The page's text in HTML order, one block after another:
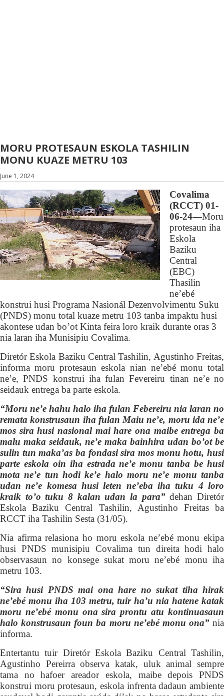
MORU PROTESAUN ESKOLA TASHILIN
MONU KUAZE METRU 103
June 1, 2024
Covalima
(RCCT) 01-
06-24—Moru
protesaun iha
Eskola
Baziku
Central
(EBC)
Thasilin
ne’ebé
konstrui husi Programa Nasionál Dezenvolvimentu Suku
(PNDS) monu total kuaze metru 103 tanba impaktu husi
akontese udan bo’ot Kinta feira loro kraik durante oras 3
nia laran iha Munisipiu Covalima.
Diretór Eskola Baziku Central Tashilin, Agustinho Freitas,
informamoruprotesaun eskola nian ne’ebé monu total
ne’e,PNDS konstrui iha fulan Fevereiru tinan ne’e no
seidauk entrega ba parte eskola.
“Moru ne’e hahu halo iha fulan Febereiru nia laran no
remata konstrusaun iha fulan Maiu ne’e, moru ida ne’e
mos sira husi nasional mai hare ona maibe entrega ba
malu maka seidauk, ne’e maka bainhira udan bo’ot be
sulin tun maka’as ba fondasi sira mos monu hotu, husi
parte eskola oin iha estrada ne’e monu tanba be husi
mota ne’e tun hodi ke’e halo moru ne’e monu tanba
udan ne’e komesa husi leten ne’eba iha tuku 4 loro
kraik to’o tuku 8 kalan udan la para”dehan Diretór
Eskola Baziku Central Tashilin, Agustinho Freitas ba
RCCT iha Tashilin Sesta (31/05).
Nia afirma relasiona ho moru eskola ne’ebé monu ekipa
husi PNDS munisipiu Covalima tun direitahodi halo
observasaun no konsege sukat moru ne’ebé monu iha
metru 103.
“Sira husi PNDS mai ona hare no sukat tiha hirak
ne’ebé monu iha 103 metru, tuir ha’u nia hatene katak
moru ne’ebé monu ona sira prontu atu kontinuasaun
halo konstrusaun foun ba moru ne’ebé monu ona”nia
informa.
Entertantu tuir Diretór Eskola Baziku Central Tashilin,
Agustinho Pereirra observa katak, uluk animal sempre
tama no hafoer areador eskola, maibe
depois
PNDS
konstrui moruprotesaun, eskola infrenta dadaun ambiente